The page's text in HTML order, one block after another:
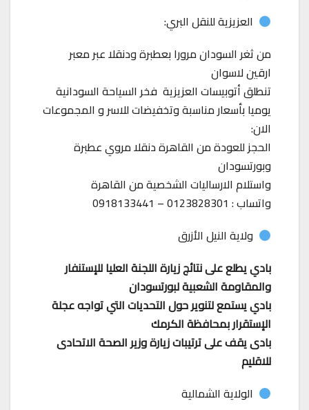
العزيزية للنقل البري:
من ثغر السودان مرورا بعطبرة ودنقلا عبر معبر
ارقين لاسوان
تنطلق أتوبيسات العزيزية فخر السياحة السودانية
يوميا بأسعار مناسبة وتخفيضات للاسر و المجموعات
الان:
الحجز للعودة من القاهرة دنقلا مروي عطبرة
وبورتسودان
واستلام الارساليات الشخصية من القاهرة
واتساب : 0123828301 – 0918133441
ولاية النيل الأزرق
بادي يطلع على نتائج زيارة اللجنة العليا للإستنفار
والمقاومة الشعبية لبورتسودان
بادي يستمع لتنوير حول التحديات التي تواجه عجلة
الإستقرار بمحافظة الكرمك
بادى يقف على ترتيبات زيارة وزير الصحة الاتحادى
للاقليم
الولاية الشمالية